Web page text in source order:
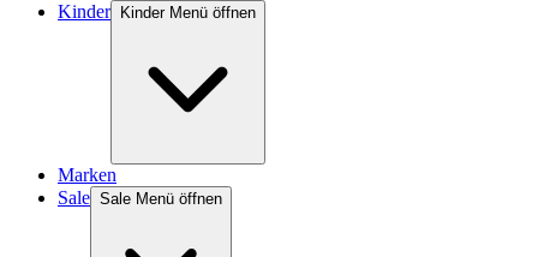
Kinder Kinder Menü öffnen
Marken
Sale Sale Menü öffnen